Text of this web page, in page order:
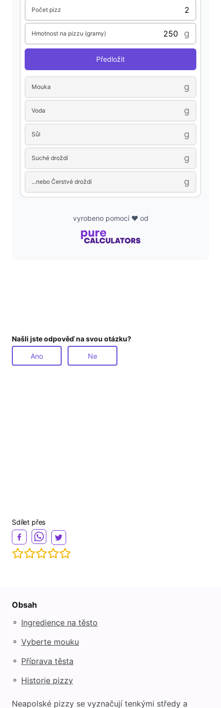
i
d
Počet pizz
Hmotnost na pizzu (gramy) g
Předložit
Mouka g
Voda g
Sůl g
Suché droždí g
...nebo Čerstvé droždí g
vyrobeno pomocí ❤️ od
Našli jste odpověď na svou otázku?
Ano Ne
Sdílet přes
Obsah
◦ Ingredience na těsto
◦ Vyberte mouku
◦ Příprava těsta
◦ Historie pizzy
Neapolské pizzy se vyznačují tenkými středy a